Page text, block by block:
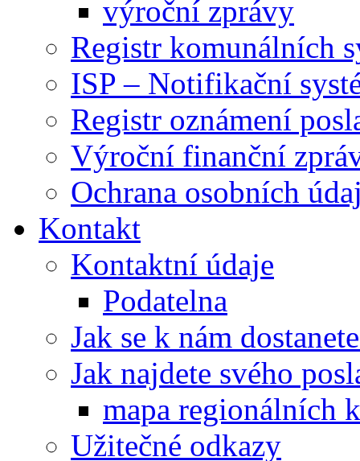
výroční zprávy
Registr komunálních
ISP – Notifikační
Registr oznámení
Výroční finanční
Ochrana osobních
Kontakt
Kontaktní údaje
Podatelna
Jak se k nám
Jak najdete svého
mapa regionálních
Užitečné odkazy